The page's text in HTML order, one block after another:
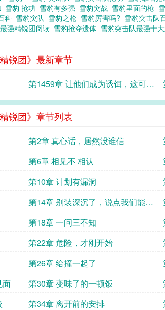
雪豹 抢功 雪豹有多强 雪豹突战 雪豹里面的枪
科 雪豹突队 雪豹之枪 雪豹厉害吗? 雪豹突击队
强精锐团阅读 雪豹抢夺遗体 雪豹突击队最强十
锐团》最新章节
第1459章 让他们成为诱饵，这可能
吗
锐团》章节列表
第2章 真心话，居然没谁信
第6章 相见不 相认
第10章 计划有漏洞
第14章 别装深沉了，说点我们能懂
的
第18章 一问三不知
第22章 危险，才刚开始
第26章 给撞一起了
面
第30章 变味了的一顿饭
第34章 离开前的安排